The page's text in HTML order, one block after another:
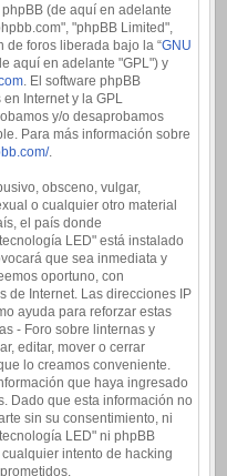
(de aquí en adelante
"phpBB Limited",
de foros liberada bajo la “GNU
aquí en adelante "GPL") y
. El software phpBB
Internet y la GPL
y/o desaprobamos
Para más información sobre
.
obsceno, vulgar,
o cualquier otro material
el país donde
LED" está instalado
que sea inmediata y
oportuno, con
de Internet. Las direcciones IP
ayuda para reforzar estas
- Foro sobre linternas y
editar, mover o cerrar
lo creamos conveniente.
que haya ingresado
Dado que esta información no
sin su consentimiento, ni
LED" ni phpBB
intento de hacking